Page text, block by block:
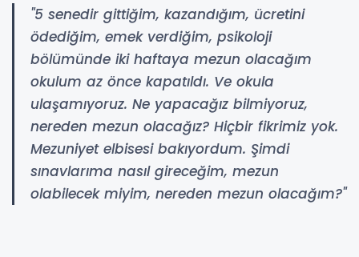
"5 senedir gittiğim, kazandığım, ücretini
ödediğim, emek verdiğim, psikoloji
bölümünde iki haftaya mezun olacağım
okulum az önce kapatıldı. Ve okula
ulaşamıyoruz. Ne yapacağız bilmiyoruz,
nereden mezun olacağız? Hiçbir fikrimiz yok.
Mezuniyet elbisesi bakıyordum. Şimdi
sınavlarıma nasıl gireceğim, mezun
olabilecek miyim, nereden mezun olacağım?"